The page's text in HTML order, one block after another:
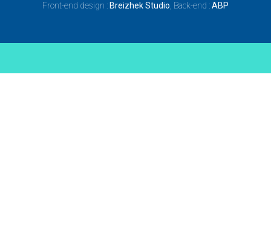
Front-end design : Breizhek Studio, Back-end :ABP